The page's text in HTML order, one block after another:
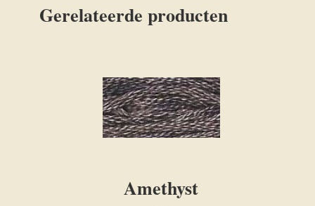
Gerelateerde producten
Amethyst